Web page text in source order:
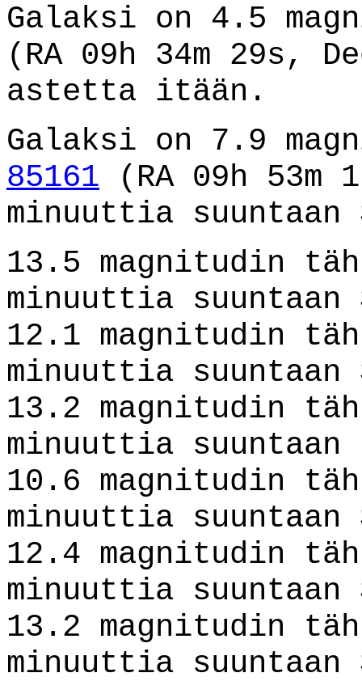
Galaksi on 4.5
(RA 09h 34m 29s,
astetta itään.
Galaksi on 7.9
85161 (RA 09h 53m
minuuttia suuntaan
13.5 magnitudin
minuuttia suuntaan
12.1 magnitudin
minuuttia suuntaan
13.2 magnitudin
minuuttia suuntaan
10.6 magnitudin
minuuttia suuntaan
12.4 magnitudin
minuuttia suuntaan
13.2 magnitudin
minuuttia suuntaan